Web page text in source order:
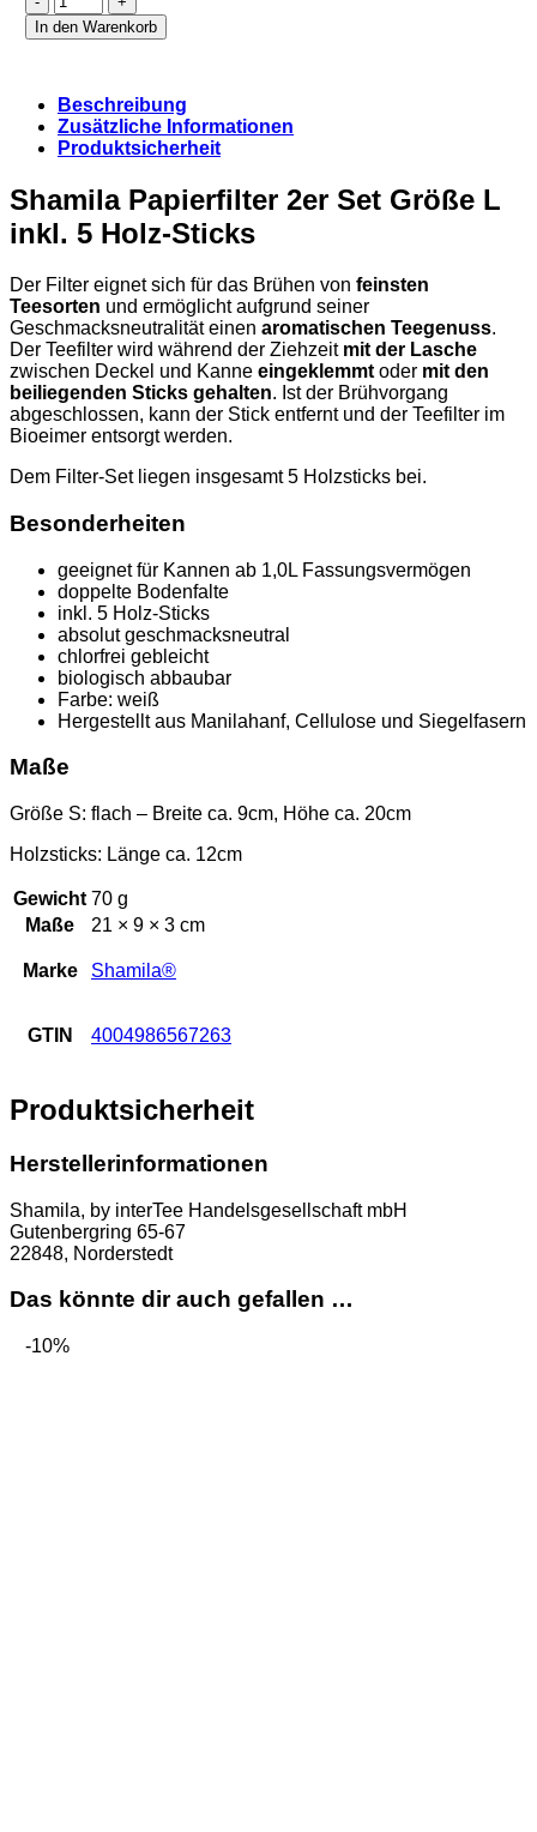
Papierfilter
2er
L
inkl.
5
Sticks
Menge
In den Warenkorb
Beschreibung
Zusätzliche Informationen
Produktsicherheit
Shamila Papierfilter 2er Set Größe L
inkl. 5 Holz-Sticks
Der Filter eignet sich für das Brühen von feinsten
Teesorten und ermöglicht aufgrund seiner
Geschmacksneutralität einen aromatischen Teegenuss.
Der Teefilter wird während der Ziehzeit mit der Lasche
zwischen Deckel und Kanne eingeklemmt oder mit den
beiliegenden Sticks gehalten. Ist der Brühvorgang
abgeschlossen, kann der Stick entfernt und der Teefilter im
Bioeimer entsorgt werden.
Dem Filter-Set liegen insgesamt 5 Holzsticks bei.
Besonderheiten
geeignet für Kannen ab 1,0L Fassungsvermögen
doppelte Bodenfalte
inkl. 5 Holz-Sticks
absolut geschmacksneutral
chlorfrei gebleicht
biologisch abbaubar
Farbe: weiß
Hergestellt aus Manilahanf, Cellulose und Siegelfasern
Maße
Größe S: flach – Breite ca. 9cm, Höhe ca. 20cm
Holzsticks: Länge ca. 12cm
Gewicht 70 g
Maße
21 × 9 × 3 cm
Marke Shamila®
GTIN 4004986567263
Produktsicherheit
Herstellerinformationen
Shamila, by interTee Handelsgesellschaft mbH
Gutenbergring 65-67
22848, Norderstedt
Das könnte dir auch gefallen …
-10%